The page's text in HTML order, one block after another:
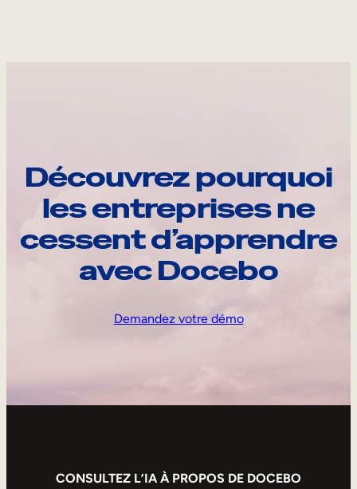
Découvrez pourquoi
les entreprises ne
cessent d’apprendre
avec Docebo
Demandez votre démo
CONSULTEZ L’IA À PROPOS DE DOCEBO